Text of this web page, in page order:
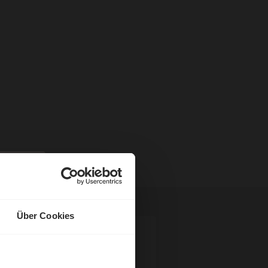
Über Cookies